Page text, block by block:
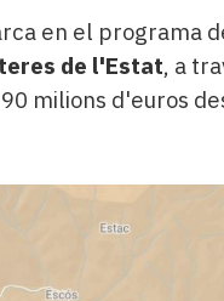
en el programa
de l'Estat, a
milions d'euros